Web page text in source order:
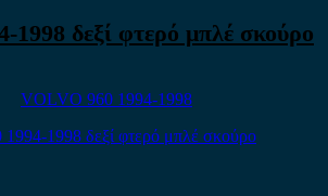
1998 δεξί φτερό μπλέ σκούρο
VOLVO 960 1994-1998